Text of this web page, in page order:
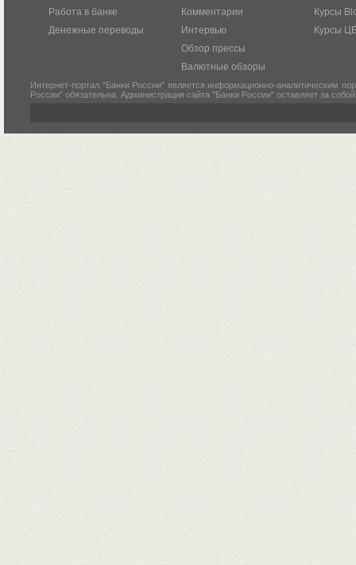
Работа в банке
Денежные переводы
Комментарии
Интервью
Обзор прессы
Валютные обзоры
Курсы
Курсы
Интернет-портал "Банки России" является информационно-аналитическим
России" обязательна. Администрация сайта "Банки России" оставляет за